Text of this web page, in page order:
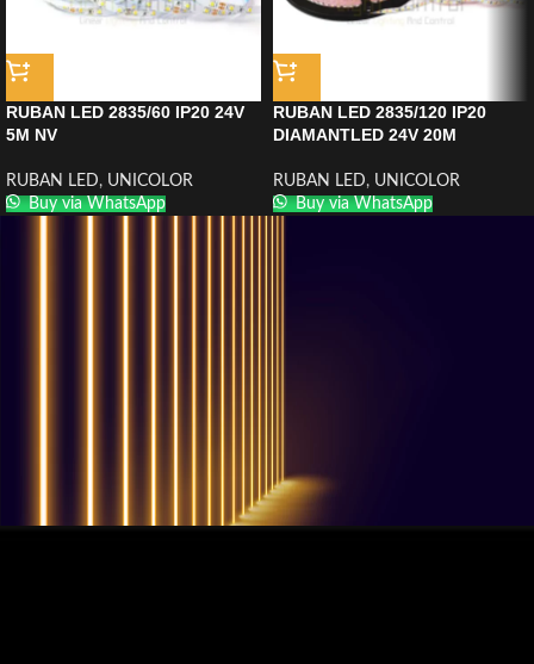
RUBAN LED 2835/60 IP20 24V
5M NV
RUBAN LED, UNICOLOR
Buy via WhatsApp
RUBAN LED 2835/120 IP20
DIAMANTLED 24V 20M
RUBAN LED, UNICOLOR
Buy via WhatsApp